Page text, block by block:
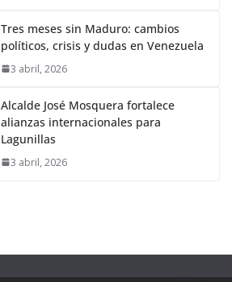
Tres meses sin Maduro: cambios
políticos, crisis y dudas en Venezuela
3 abril, 2026
Alcalde José Mosquera fortalece
alianzas internacionales para
Lagunillas
3 abril, 2026